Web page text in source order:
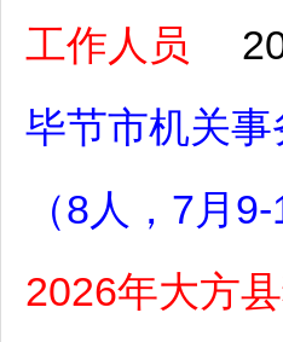
工作人员
毕节市机关
（8人，7月
2026年大方